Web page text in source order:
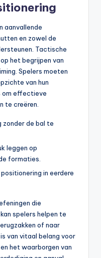
aanvallende
en zowel de
Tactische
het begrijpen van
Spelers moeten
van hun
om effectieve
te creëren.
zonder de bal te
leggen op
formaties.
in eerdere
die
spelers helpen te
of naar
van vitaal belang voor
het waarborgen van